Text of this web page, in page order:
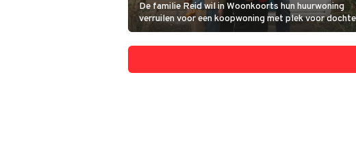
De familie Reid wil in Woonkoorts hun huurwoning
verruilen voor een koopwoning met plek voor
Seraicha, die in een rolstoel zit. Bij weduwe
juist omgekeerd: ze heeft een koophuis en wil naar